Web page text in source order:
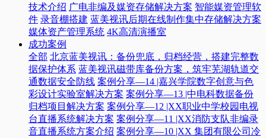
技术介绍 广电非编及媒资存储解决方案 智能媒资管理软
件 录音棚搭建 蓝美视讯后期在线制作集中存储解决方案
媒体资产管理系统 4K高清演播室
成功案例
全部 北京蓝美视讯：备份兜底，归档经营，搭建完整数
据保护体系 蓝美视讯磁带库备份方案，筑牢芜湖轨道交
通数据安全防线 案例分享—14 |嘉兴学院数字创意与色
彩设计实验室解决方案 案例分享—13 |中电科数据备份
归档项目解决方案 案例分享—12 |XX职业中学校园电视
台直播系统解决方案 案例分享—11 |XX消防支队非编录
音直播系统方案介绍 案例分享—10 |XX 集团有限公司冷